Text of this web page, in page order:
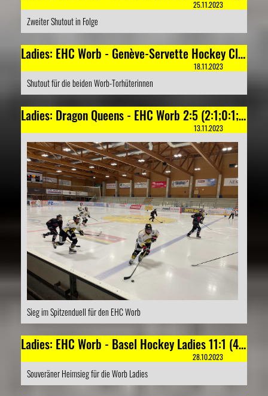
25.11.2023
Zweiter Shutout in Folge
Ladies: EHC Worb - Genève-Servette Hockey Club Féminin 9:0 (2:0;1:0;6:0)
18.11.2023
Shutout für die beiden Worb-Torhüterinnen
Ladies: Dragon Queens - EHC Worb 2:5 (2:1;0:1;0:3)
13.11.2023
Sieg im Spitzenduell für den EHC Worb
Ladies: EHC Worb - Basel Hockey Ladies 11:1 (4:0;1:1;6:0)
28.10.2023
Souveräner Heimsieg für die Worb Ladies